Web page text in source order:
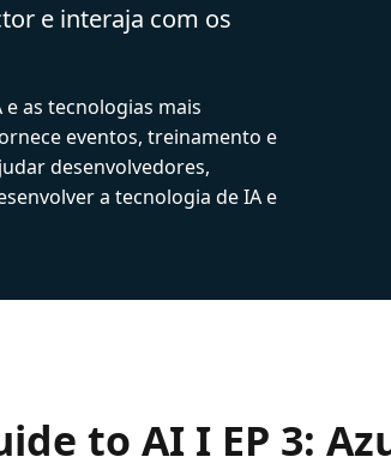
e interaja com os
as tecnologias mais
eventos, treinamento e
desenvolvedores,
a tecnologia de IA e
to AI I EP 3: